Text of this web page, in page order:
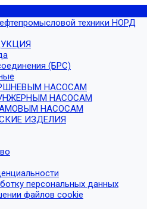
(БРС)
НАСОСАМ
НАСОСАМ
НАСОСАМ
ИЗДЕЛИЯ
персональных данных
файлов cookie